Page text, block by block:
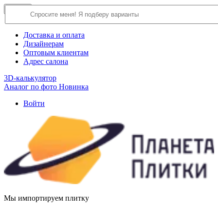
О компании
Доставка и оплата
Дизайнерам
Оптовым клиентам
Адрес салона
3D-калькулятор
Аналог по фото Новинка
Войти
Мы импортируем плитку